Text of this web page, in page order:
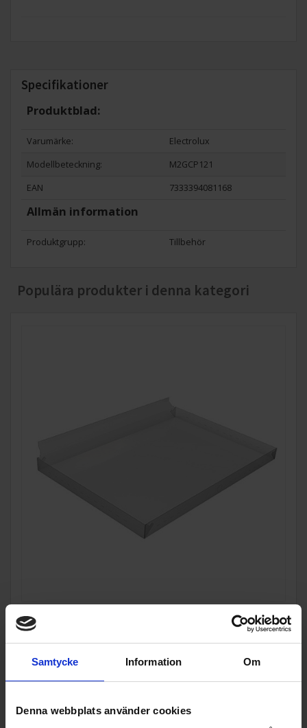
Samtycke Information Om
Denna webbplats använder cookies
Specifikationer
Produktblad:
Varumärke:
Electrolux
Modellbeteckning:
M2GCP121
EAN
7333394081168
Allmän information
Produktgrupp: Tillbehör
Populära produkter i denna kategori
Tillbehör tvätt/tork
Tollco
449:-
I lager